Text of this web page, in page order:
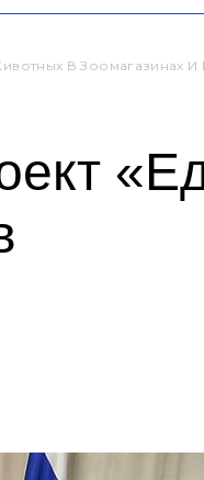
В Зоомагазинах И